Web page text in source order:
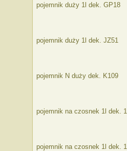
pojemnik duży 1l dek. GP18
pojemnik duży 1l dek. JZ51
pojemnik N duży dek. K109
pojemnik na czosnek 1l dek.
pojemnik na czosnek 1l dek.